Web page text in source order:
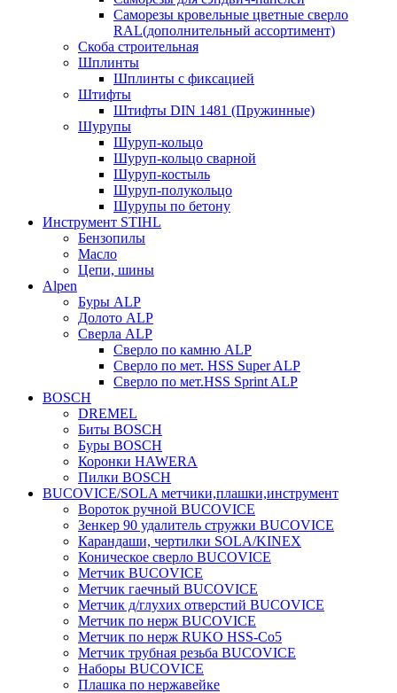
Саморезы кровельные цветные сверло
RAL(дополнительный ассортимент)
Скоба строительная
Шплинты
Шплинты с фиксацией
Штифты
Штифты DIN 1481 (Пружинные)
Шурупы
Шуруп-кольцо
Шуруп-кольцо сварной
Шуруп-костыль
Шуруп-полукольцо
Шурупы по бетону
Инструмент STIHL
Бензопилы
Масло
Цепи, шины
Alpen
Буры ALP
Долото ALP
Сверла ALP
Сверло по камню ALP
Сверло по мет. HSS Super ALP
Сверло по мет.HSS Sprint ALP
BOSCH
DREMEL
Биты BOSCH
Буры BOSCH
Коронки HAWERA
Пилки BOSCH
BUCOVICE/SOLA метчики,плашки,инструмент
Вороток ручной BUCOVICE
Зенкер 90 удалитель стружки BUCOVICE
Карандаши, чертилки SOLA/KINEX
Коническое сверло BUCOVICE
Метчик BUCOVICE
Метчик гаечный BUCOVICE
Метчик д/глухих отверстий BUCOVICE
Метчик по нерж BUCOVICE
Метчик по нерж RUKO HSS-Co5
Метчик трубная резьба BUCOVICE
Наборы BUCOVICE
Плашка по нержавейке